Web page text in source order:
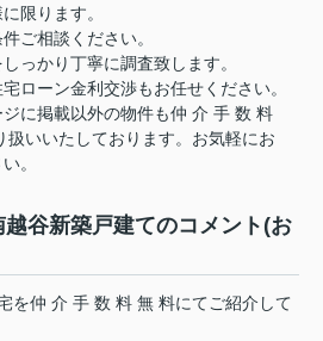
限ります。
ご相談ください。
っかり丁寧に調査致します。
ローン金利交渉もお任せください。
に掲載以外の物件も仲 介 手 数 料
扱いいたしております。お気軽にお
。
越谷新築戸建てのコメント(お
を仲 介 手 数 料 無 料にてご紹介して